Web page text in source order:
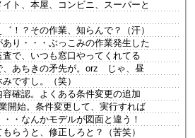
ト、本屋、コンビニ、スーパーと
！？その作業、知らんで？（汗）
り・・・ぶっこみの作業発生した
で、いつも窓口やってくれてる
、あちきの矛先が。orz じゃ、昼
ですし。（笑）
確認。よくある条件変更の追加
開始。条件変更して、実行すれば
・なんかモデルが図面と違う！
らうと、修正しろと？（苦笑）